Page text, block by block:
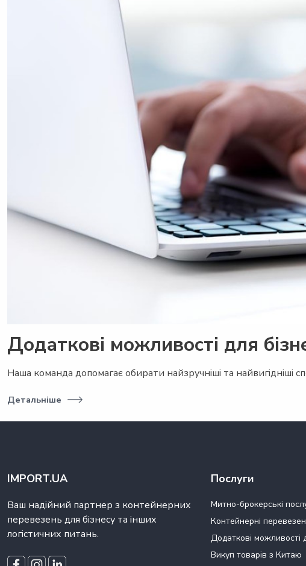
Додаткові можливості для
Наша команда допомагає обирати найзручніші та найвигідніші
Детальніше
IMPORT.UA
Ваш надійний партнер з контейнерних
перевезень для бізнесу та інших
логістичних питань.
Послуги
Митно-брокерські
Контейнерні
Додаткові можливості
Викуп товарів з Китаю